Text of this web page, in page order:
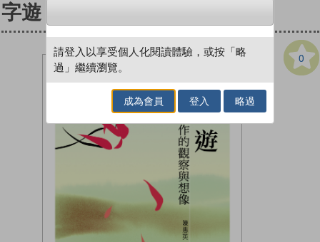
字遊
0
請登入以享受個人化閱讀體驗，或按「略
過」繼續瀏覽。
成為會員 登入 略過